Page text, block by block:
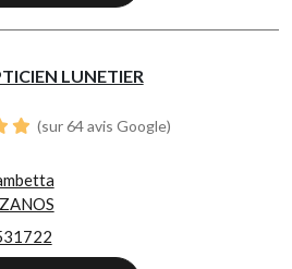
LUNETIER
(sur 64 avis Google)